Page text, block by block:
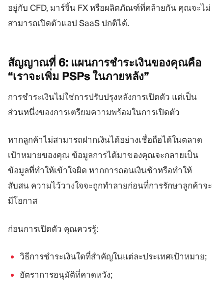
อยู่กับ CFD, มาร์จิ้น FX หรือผลิตภัณฑ์ที่คล้ายกัน คุณจะไม่
สามารถเปิดตัวแอป SaaS ปกติได้.
สัญญาณที่ 6: แผนการชำระเงินของคุณคือ
“เราจะเพิ่ม PSPsในภายหลัง”
การชำระเงินไม่ใช่การปรับปรุงหลังการเปิดตัว แต่เป็น
ส่วนหนึ่งของการเตรียมความพร้อมในการเปิดตัว
หากลูกค้าไม่สามารถฝากเงินได้อย่างเชื่อถือได้ในตลาด
เป้าหมายของคุณ ข้อมูลการได้มาของคุณจะกลายเป็น
ข้อมูลที่ทำให้เข้าใจผิด หากการถอนเงินช้าหรือทำให้
สับสน ความไว้วางใจจะถูกทำลายก่อนที่การรักษาลูกค้าจะ
มีโอกาส
ก่อนการเปิดตัว คุณควรรู้:
วิธีการชำระเงินใดที่สำคัญในแต่ละประเทศเป้าหมาย;
อัตราการอนุมัติที่คาดหวัง;